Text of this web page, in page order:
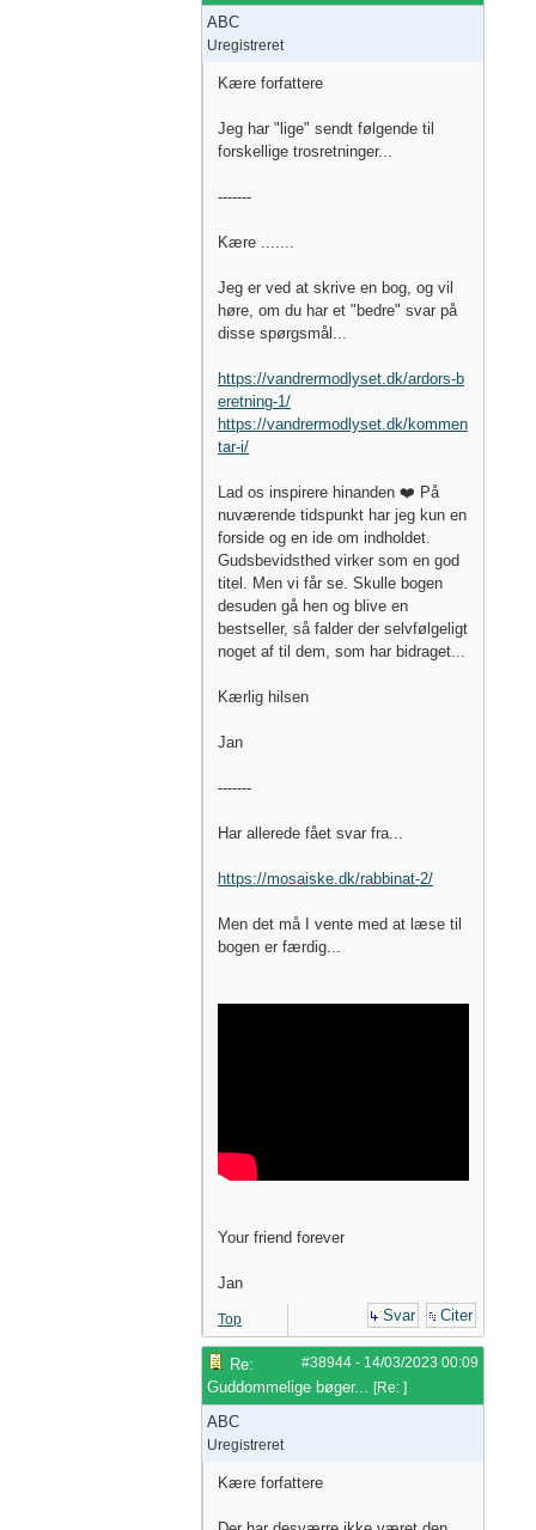
ABC
Uregistreret
Kære forfattere
Jeg har "lige" sendt følgende til
forskellige trosretninger...
-------
Kære .......
Jeg er ved at skrive en bog, og vil
høre, om du har et "bedre" svar på
disse spørgsmål...
https://vandrermodlyset.dk/ardors-b
eretning-1/
https://vandrermodlyset.dk/kommen
tar-i/
Lad os inspirere hinanden ❤️ På
nuværende tidspunkt har jeg kun en
forside og en ide om indholdet.
Gudsbevidsthed virker som en god
titel. Men vi får se. Skulle bogen
desuden gå hen og blive en
bestseller, så falder der selvfølgeligt
noget af til dem, som har bidraget...
Kærlig hilsen
Jan
-------
Har allerede fået svar fra...
https://mosaiske.dk/rabbinat-2/
Men det må I vente med at læse til
bogen er færdig...
Your friend forever
Jan
Top Svar Citer
#38944 - 14/03/2023 00:09
Re:
Guddommelige bøger... [Re: ]
ABC
Uregistreret
Kære forfattere